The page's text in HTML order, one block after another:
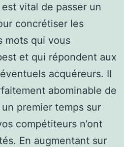
vital de passer un
concrétiser les
mots qui vous
et qui répondent aux
acquéreurs. Il
abominable de
premier temps sur
compétiteurs n’ont
En augmentant sur